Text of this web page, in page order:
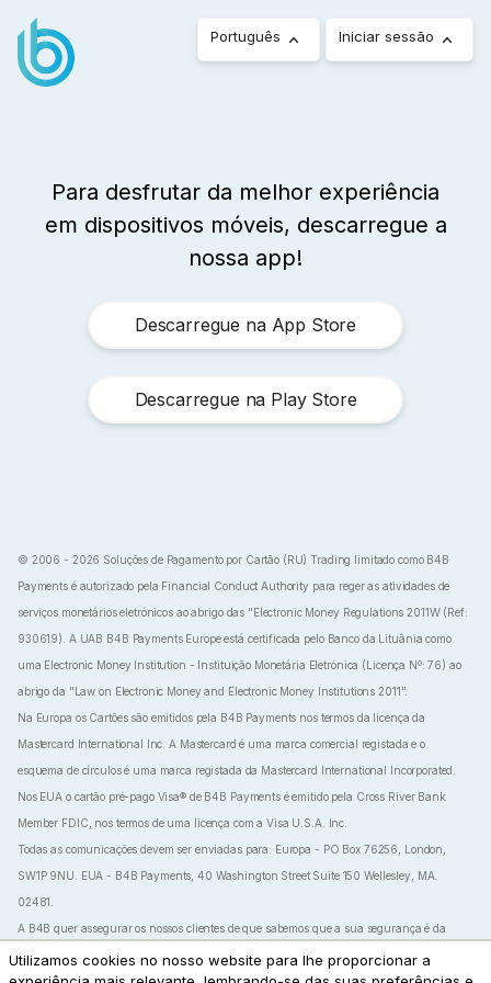
Português Iniciar sessão
Para desfrutar da melhor experiência
em dispositivos móveis, descarregue a
nossa app!
Descarregue na App Store
Descarregue na Play Store
© 2006 - 2026 Soluções de Pagamento por Cartão (RU) Trading limitado como B4B
Payments é autorizado pela Financial Conduct Authority para reger as atividades de
serviços monetários eletrónicos ao abrigo das "Electronic Money Regulations 2011W (Ref:
930619). A UAB B4B Payments Europe está certificada pelo Banco da Lituânia como
uma Electronic Money Institution - Instituição Monetária Eletrónica (Licença Nº: 76) ao
abrigo da "Law on Electronic Money and Electronic Money Institutions 2011".
Na Europa os Cartões são emitidos pela B4B Payments nos termos da licença da
Mastercard International Inc. A Mastercard é uma marca comercial registada e o
esquema de círculos é uma marca registada da Mastercard International Incorporated.
Nos EUA o cartão pré-pago Visa® de B4B Payments é emitido pela Cross River Bank
Member FDIC, nos termos de uma licença com a Visa U.S.A. Inc.
Todas as comunicações devem ser enviadas para: Europa - PO Box 76256, London,
SW1P 9NU. EUA - B4B Payments, 40 Washington Street Suite 150 Wellesley, MA.
02481.
A B4B quer assegurar os nossos clientes de que sabemos que a sua segurança é da
mais extrema importância. Como tal, nunca lhe iremos pedir que nos dê as suas
Utilizamos cookies no nosso website para lhe proporcionar a